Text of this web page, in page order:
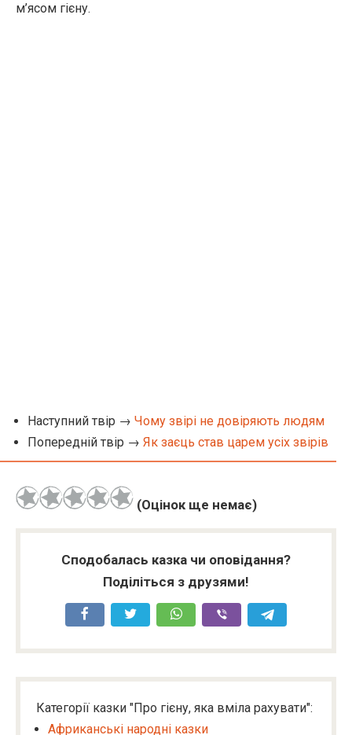
м’ясом гієну.
Наступний твір → Чому звірі не довіряють людям
Попередній твір → Як заєць став царем усіх звірів
(Оцінок ще немає)
Сподобалась казка чи оповідання?
Поділіться з друзями!
Категорії казки "Про гієну, яка вміла рахувати":
Африканські народні казки